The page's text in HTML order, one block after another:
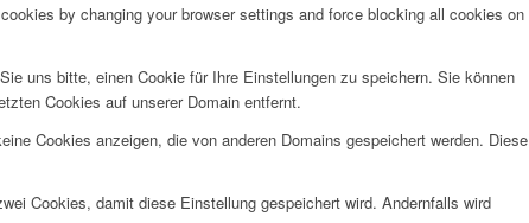
by changing your browser settings and force blocking all cookies on
uns bitte, einen Cookie für Ihre Einstellungen zu speichern. Sie können
Cookies auf unserer Domain entfernt.
Cookies anzeigen, die von anderen Domains gespeichert werden. Diese
Cookies, damit diese Einstellung gespeichert wird. Andernfalls wird